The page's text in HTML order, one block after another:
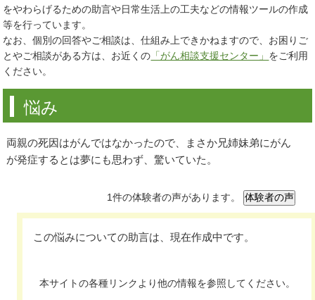
をやわらげるための助言や日常生活上の工夫などの情報ツールの作成
等を行っています。
なお、個別の回答やご相談は、仕組み上できかねますので、お困りご
とやご相談がある方は、お近くの 「がん相談支援センター」 をご利用
ください。
悩み
両親の死因はがんではなかったので、まさか兄姉妹弟にがん
が発症するとは夢にも思わず、驚いていた。
1件の体験者の声があります。
この悩みについての助言は、現在作成中です。
本サイトの各種リンクより他の情報を参照してください。